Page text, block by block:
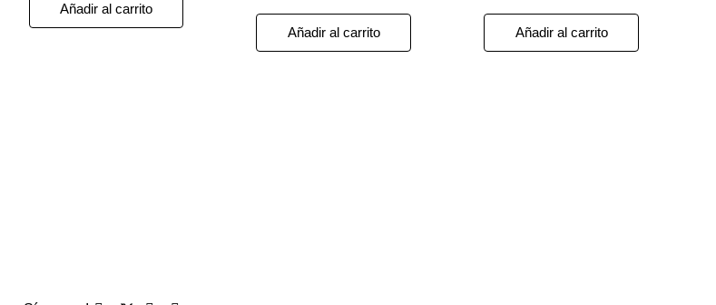
Añadir al carrito
Añadir al carrito Añadir al carrito